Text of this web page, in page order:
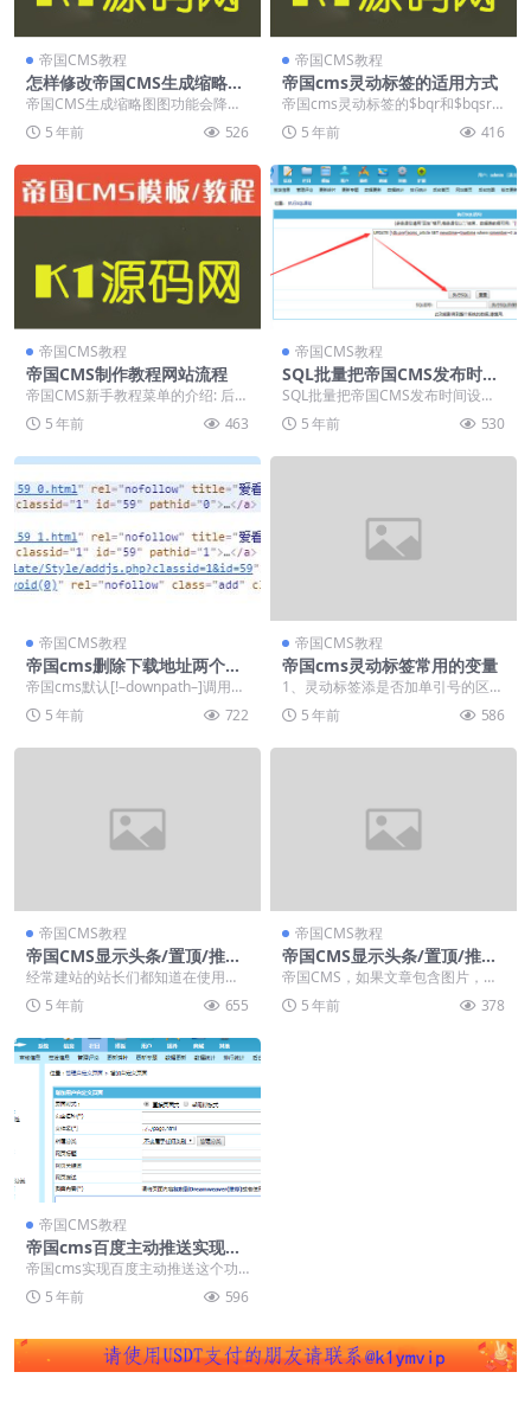
帝国CMS教程
怎样修改帝国CMS生成缩略图
的质量大小
帝国CMS生成缩略图图功能会降低
图片质量，质量严重受损。 如下图
所示： 左边是原...
5 年前 526
帝国CMS教程
帝国cms灵动标签的适用方式
帝国cms灵动标签的$bqr和$bqsr
是怎么分的 [e:loop={4,6,0...
5 年前 416
帝国CMS教程
帝国CMS制作教程网站流程
帝国CMS新手教程菜单的介绍: 后台
管理界面包括以下元素：菜单区：
包括系统、信息...
5 年前 463
帝国CMS教程
SQL批量把帝国CMS发布时间
设置为真实发布时间
SQL批量把帝国CMS发布时间设置
为真实发布时间方法，sql语句如
下，替换前记得...
5 年前 530
帝国CMS教程
帝国cms删除下载地址两个空
格方法
帝国cms默认[!–downpath–]调用下
载地址标签会有两个空格，是为了
让多...5 年前 722
帝国CMS教程
帝国cms灵动标签常用的变量
1、灵动标签添是否加单引号的区别
<?=$bqr[title]?>和...
5 年前 586
帝国CMS教程
帝国CMS显示头条/置顶/推荐
等标记方法
经常建站的站长们都知道在使用帝
国CMS，如果文章包含图片，或者
文章是置顶的，需要...
5 年前 655
帝国CMS教程
帝国CMS显示头条/置顶/推荐
等标记方法
帝国CMS，如果文章包含图片，或
者文章是置顶的，需要在列表的题
头显示相应的标识，...
5 年前 378
帝国CMS教程
帝国cms百度主动推送实现代
码分享-不用插件几行代码解决
帝国cms实现百度主动推送这个功
能，对于不大熟悉帝国cms的程序
的站长来说确实是...
5 年前 596